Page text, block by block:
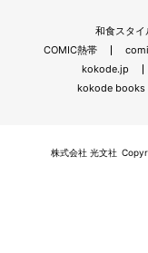
和食スタイ
COMIC熱帯
kokode.jp
kokode books
株式会社 光文社